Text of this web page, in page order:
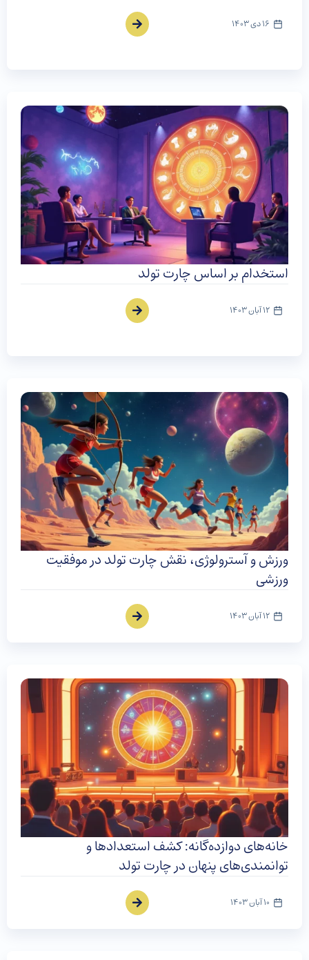
16 دی 1403
استخدام بر اساس چارت تولد
12 آبان 1403
ورزش و آسترولوژی، نقش چارت تولد در موفقیت
ورزشی
12 آبان 1403
خانه‌های دوازده‌گانه: کشف استعدادها و
توانمندی‌های پنهان در چارت تولد
10 آبان 1403